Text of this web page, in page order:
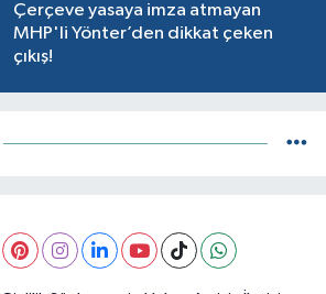
Çerçeve yasaya imza atmayan
MHP'li Yönter’den dikkat çeken
çıkış!